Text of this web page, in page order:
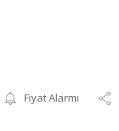
Fiyat Alarmı